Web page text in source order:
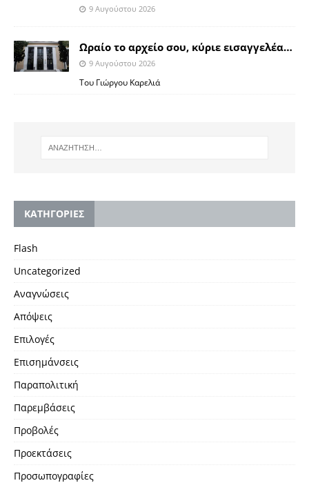
9 Αυγούστου 2026
Ωραίο το αρχείο σου, κύριε εισαγγελέα…
9 Αυγούστου 2026
Του Γιώργου Καρελιά
KΑΤΗΓΟΡΙΕΣ
Flash
Uncategorized
Αναγνώσεις
Απόψεις
Επιλογές
Επισημάνσεις
Παραπολιτική
Παρεμβάσεις
Προβολές
Προεκτάσεις
Προσωπογραφίες